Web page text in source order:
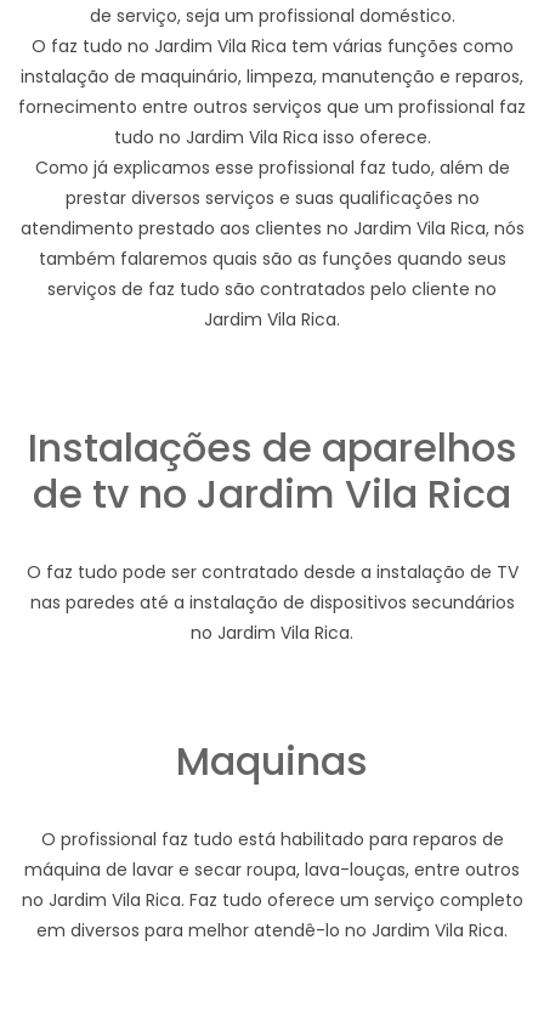
de serviço, seja um profissional doméstico.
O faz tudo no Jardim Vila Rica tem várias funções como
instalação de maquinário, limpeza, manutenção e reparos,
fornecimento entre outros serviços que um profissional faz
tudo no Jardim Vila Rica isso oferece.
Como já explicamos esse profissional faz tudo, além de
prestar diversos serviços e suas qualificações no
atendimento prestado aos clientes no Jardim Vila Rica, nós
também falaremos quais são as funções quando seus
serviços de faz tudo são contratados pelo cliente no
Jardim Vila Rica.
Instalações de aparelhos
de tv no Jardim Vila Rica
O faz tudo pode ser contratado desde a instalação de TV
nas paredes até a instalação de dispositivos secundários
no Jardim Vila Rica.
Maquinas
O profissional faz tudo está habilitado para reparos de
máquina de lavar e secar roupa, lava-louças, entre outros
no Jardim Vila Rica. Faz tudo oferece um serviço completo
em diversos para melhor atendê-lo no Jardim Vila Rica.